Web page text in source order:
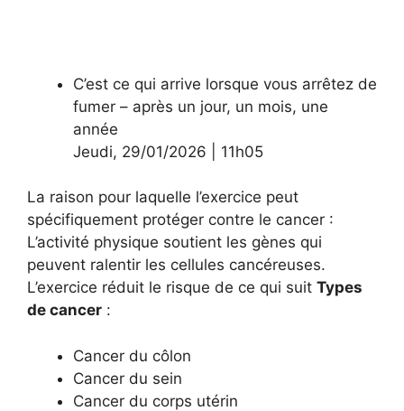
C’est ce qui arrive lorsque vous arrêtez de
fumer – après un jour, un mois, une
année
Jeudi, 29/01/2026 11h05
La raison pour laquelle l’exercice peut
spécifiquement protéger contre le cancer :
L’activité physique soutient les gènes qui
peuvent ralentir les cellules cancéreuses.
L’exercice réduit le risque de ce qui suit Types
de cancer :
Cancer du côlon
Cancer du sein
Cancer du corps utérin